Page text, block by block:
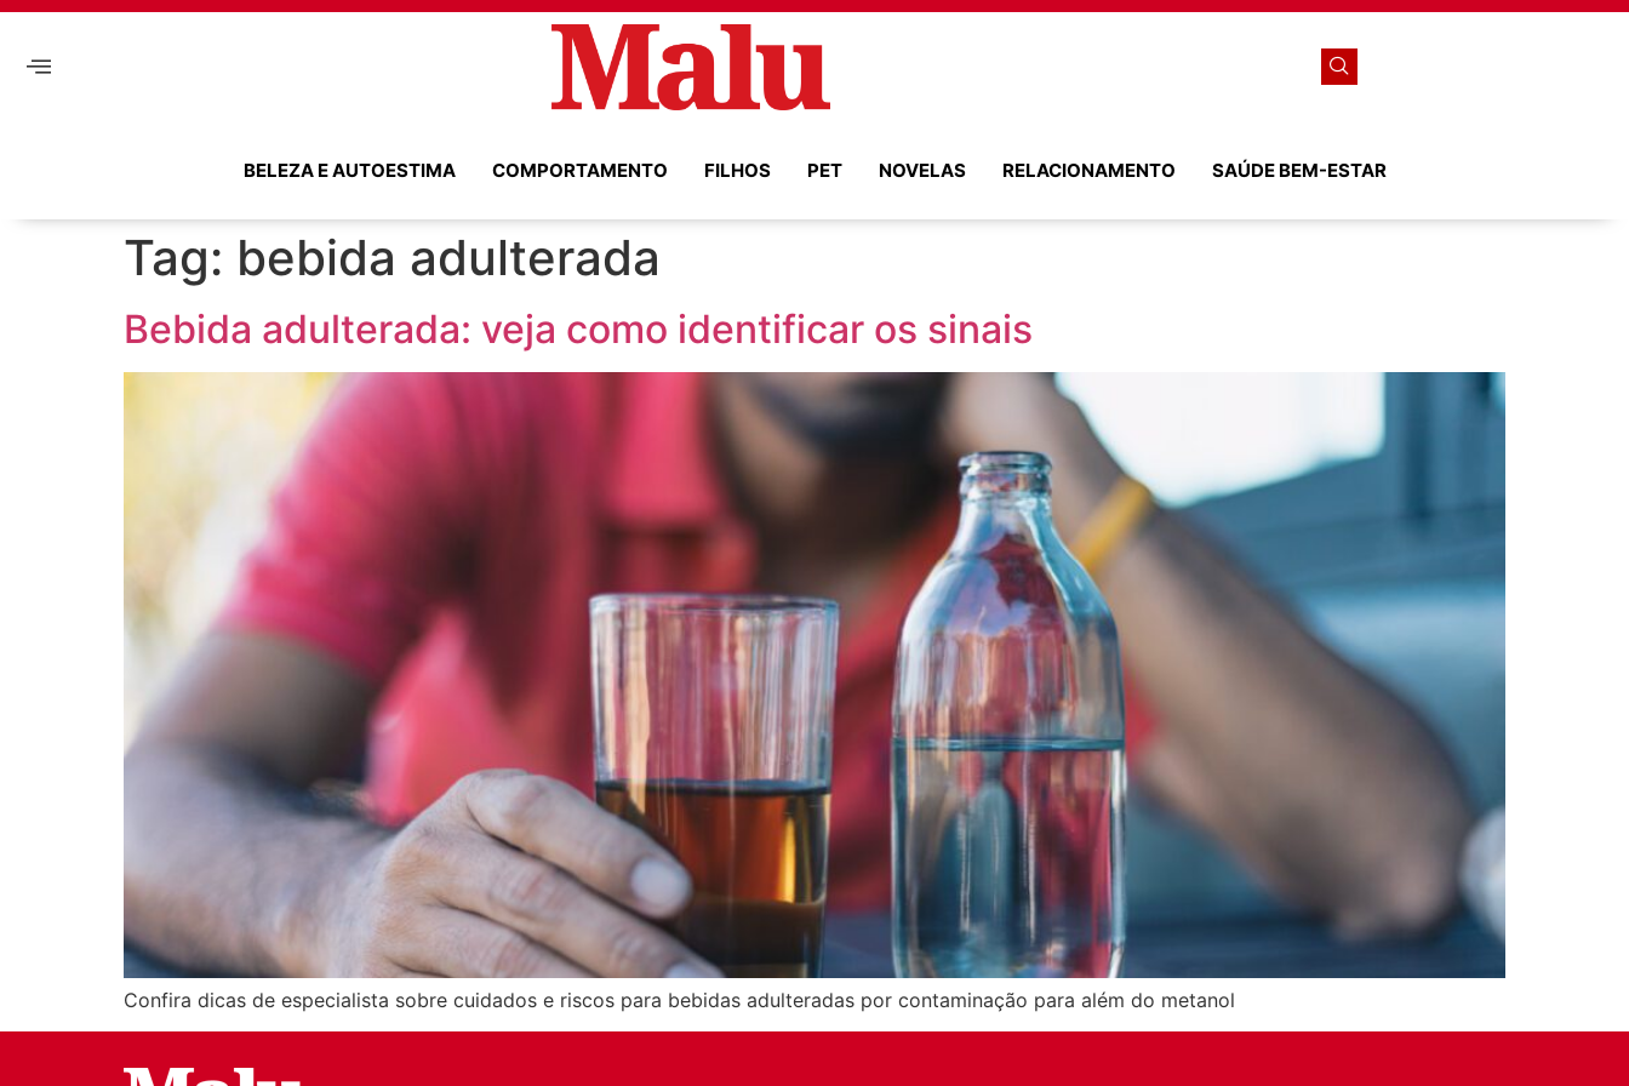
BELEZA E AUTOESTIMA COMPORTAMENTO FILHOS PET NOVELAS RELACIONAMENTO SAÚDE BEM-ESTAR
Tag: bebida adulterada
Bebida adulterada: veja como identificar os sinais
Confira dicas de especialista sobre cuidados e riscos para bebidas adulteradas por contaminação para além do metanol